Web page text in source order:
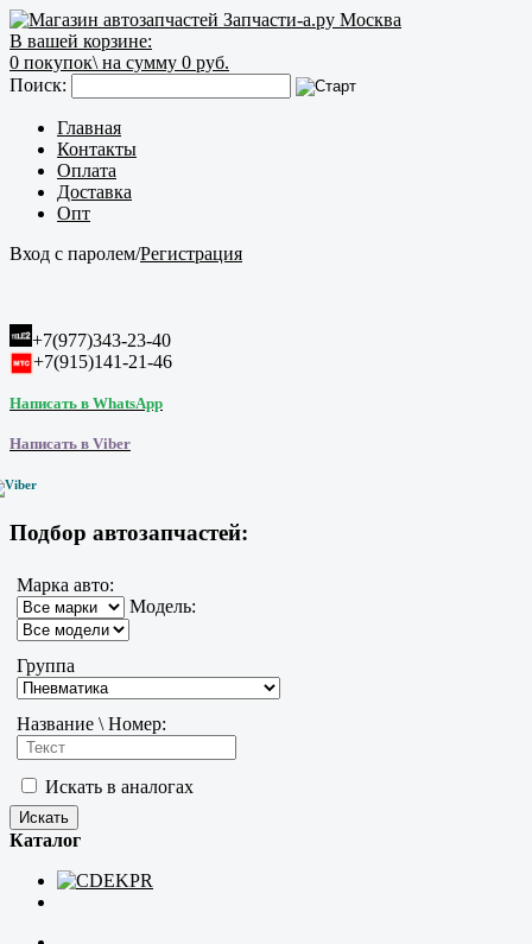
В вашей корзине:
0 покупок\ на сумму 0 руб.
Поиск:
Главная
Контакты
Оплата
Доставка
Опт
Вход с паролем/Регистрация
+7(977)343-23-40
+7(915)141-21-46
Написать в WhatsApp
Написать в Viber
Подбор автозапчастей:
Марка авто:
Модель:
Группа
Название \ Номер:
Искать в аналогах
Каталог